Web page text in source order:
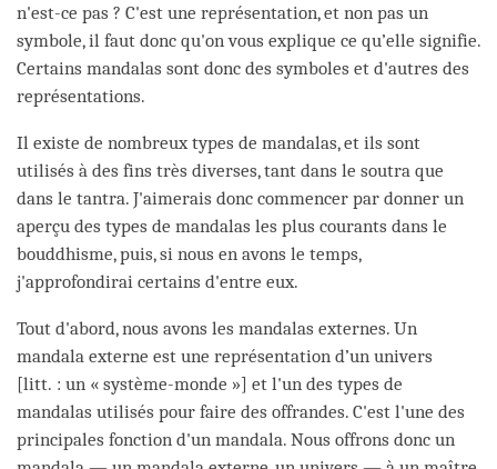
n'est-ce pas ? C'est une représentation, et non pas un
symbole, il faut donc qu'on vous explique ce qu’elle signifie.
Certains mandalas sont donc des symboles et d'autres des
représentations.
Il existe de nombreux types de mandalas, et ils sont
utilisés à des fins très diverses, tant dans le soutra que
dans le tantra. J'aimerais donc commencer par donner un
aperçu des types de mandalas les plus courants dans le
bouddhisme, puis, si nous en avons le temps,
j'approfondirai certains d'entre eux.
Tout d'abord, nous avons les mandalas externes. Un
mandala externe est une représentation d’un univers
[litt. : un « système-monde »] et l'un des types de
mandalas utilisés pour faire des offrandes. C'est l'une des
principales fonction d'un mandala. Nous offrons donc un